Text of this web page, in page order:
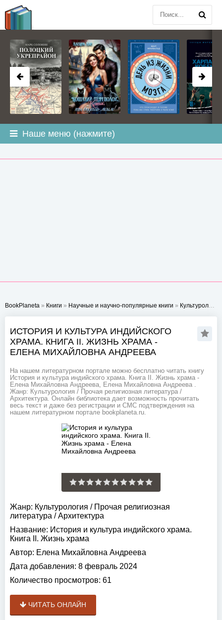
Наше меню (нажмите)
BookPlaneta » Книги » Научные и научно-популярные книги » Культурология
ИСТОРИЯ И КУЛЬТУРА ИНДИЙСКОГО
ХРАМА. КНИГА II. ЖИЗНЬ ХРАМА -
ЕЛЕНА МИХАЙЛОВНА АНДРЕЕВА
На нашем литературном портале можно бесплатно читать книгу
История и культура индийского храма. Книга II. Жизнь храма -
Елена Михайловна Андреева, Елена Михайловна Андреева .
Жанр: Культурология / Прочая религиозная литература /
Архитектура. Онлайн библиотека дает возможность прочитать
весь текст и даже без регистрации и СМС подтверждения на
нашем литературном портале bookplaneta.ru.
Жанр: Культурология / Прочая религиозная
литература /Архитектура
Название: История и культура индийского храма.
Книга II. Жизнь храма
Автор: Елена Михайловна Андреева
Дата добавления: 8 февраль 2024
Количество просмотров: 61
ЧИТАТЬ ОНЛАЙН
BOOKPLANETA.COM